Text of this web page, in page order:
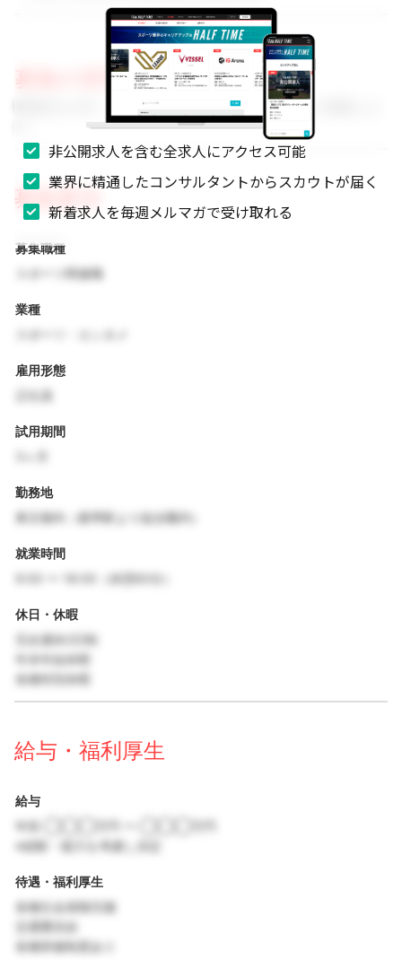
募集の背景
事業拡大に伴い、組織体制を強化するためのメンバーを募集しま
募集要項
募集職種
スポーツ関連職
業種
雇用形態
試用期間
勤務地
東京都内（最寄駅より徒歩圏内）
就業時間
9:00 〜 18:00（休憩60分）
休日・休暇
完全週休2日制
年末年始休暇
各種特別休暇
給与・福利厚生
給与
※経験・能力を考慮し決定
待遇・福利厚生
各種社会保険完備
交通費支給
各種研修制度あり
非公開求人を含む全求人にアクセス可能
業界に精通したコンサルタントからスカウトが届く
新着求人を毎週メルマガで受け取れる